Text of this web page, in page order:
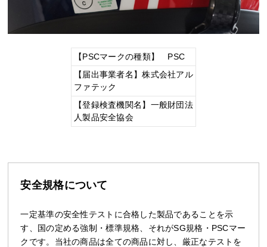
【PSCマークの種類】 PSC
【届出事業者名】株式会社アル
ファテック
【登録検査機関名】一般財団法
人製品安全協会
安全規格について
一定基準の安全性テストに合格した製品であることを示
す、国の定める強制・標準規格、それがSG規格・PSCマー
クです。当社の商品は全ての商品に対し、厳正なテストを